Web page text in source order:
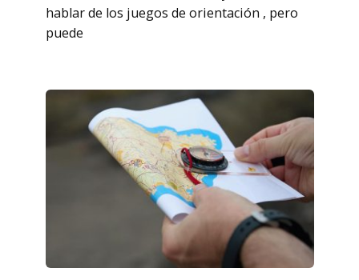
hablar de los juegos de orientación , pero
puede